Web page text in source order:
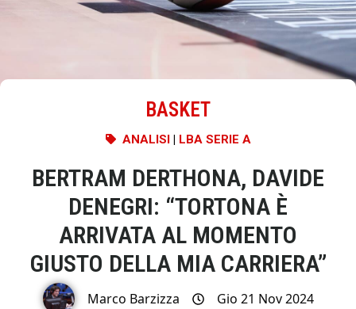
BASKET
ANALISI| LBA SERIE A
BERTRAM DERTHONA, DAVIDE
DENEGRI: “TORTONA È
ARRIVATA AL MOMENTO
GIUSTO DELLA MIA CARRIERA”
Marco Barzizza Gio 21 Nov 2024